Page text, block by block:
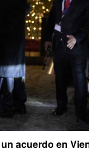
acuerdo en